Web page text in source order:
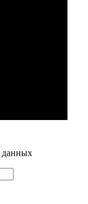
данных